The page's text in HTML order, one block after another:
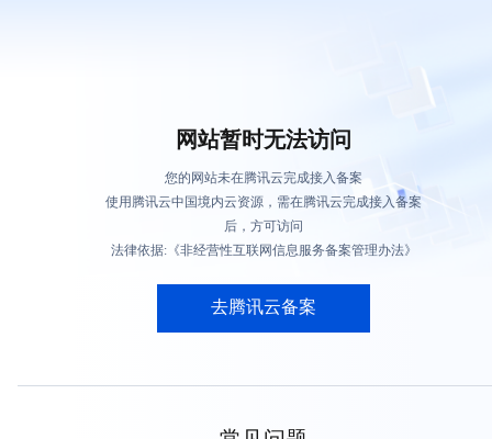
网站暂时无法访问
您的网站未在腾讯云完成接入备案
使用腾讯云中国境内云资源，需在腾讯云完成接入备案
后，方可访问
法律依据:《非经营性互联网信息服务备案管理办法》
去腾讯云备案